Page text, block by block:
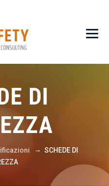
DI
→ SCHEDE DI